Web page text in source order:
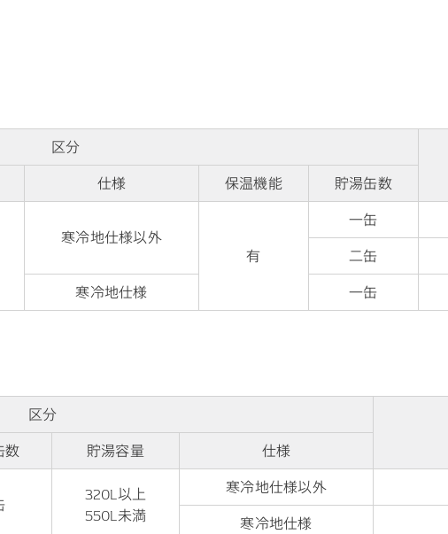
区分
仕様 保温機能
貯湯缶数
寒冷地仕様以外
有
一缶
二缶
寒冷地仕様 一缶
区分
数 貯湯容量
仕様
320L以上
550L未満
寒冷地仕様以外
寒冷地仕様